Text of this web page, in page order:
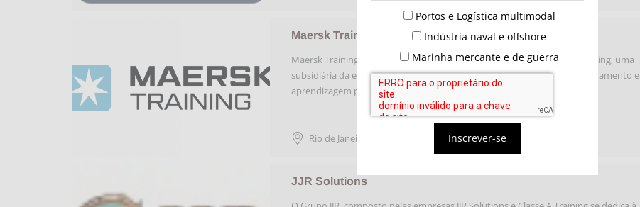
Portos e Logística multimodal
Indústria naval e offshore
Marinha mercante e de guerra
Inscrever-se
Maersk Training Brasil
Maersk Training Brasil é uma empresa subsidiária do Grupo Maersk Training, uma
subsidiária da empresa A.P. Moller - Maersk, que oferece serviços de treinamento e
aprendizagem para as indústrias marítimas, petrolíferas e aeólicas.
Rio de Janeiro
JJR Solutions